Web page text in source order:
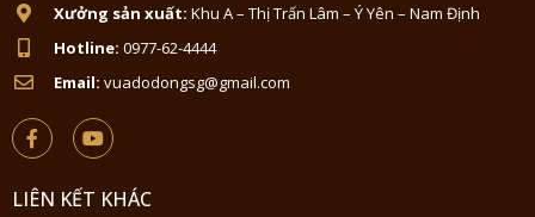
Xưởng sản xuất: Khu A – Thị Trấn Lâm – Ý Yên – Nam Định
Hotline: 0977-62-4444
Email: vuadodongsg@gmail.com
LIÊN KẾT KHÁC